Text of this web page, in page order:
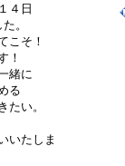
４日
。
そ！
す！
緒に
る
い。
たしま